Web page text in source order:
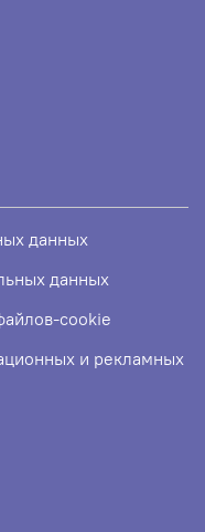
данных
данных
cookie
и рекламных